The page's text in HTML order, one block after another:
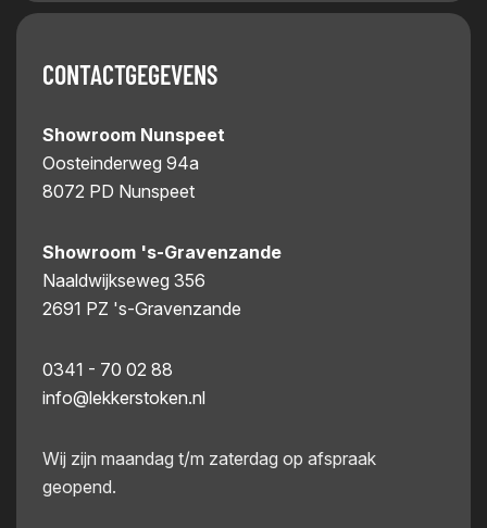
CONTACTGEGEVENS
Showroom Nunspeet
Oosteinderweg 94a
8072 PD Nunspeet
Showroom 's-Gravenzande
Naaldwijkseweg 356
2691 PZ 's-Gravenzande
0341 - 70 02 88
info@lekkerstoken.nl
Wij zijn maandag t/m zaterdag op afspraak
geopend.